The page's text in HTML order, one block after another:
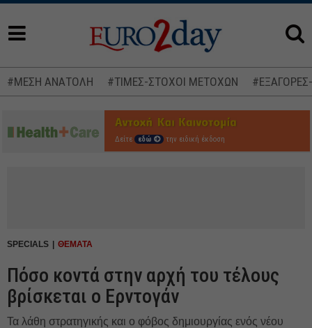
#ΜΕΣΗ ΑΝΑΤΟΛΗ #ΤΙΜΕΣ-ΣΤΟΧΟΙ ΜΕΤΟΧΩΝ
Δείτε εδώ την ειδική έκδοση
SPECIALS ΘΕΜΑΤΑ
Πόσο κοντά στην αρχή του τέλους
βρίσκεται ο Ερντογάν
Τα λάθη στρατηγικής και ο φόβος δημιουργίας ενός νέου